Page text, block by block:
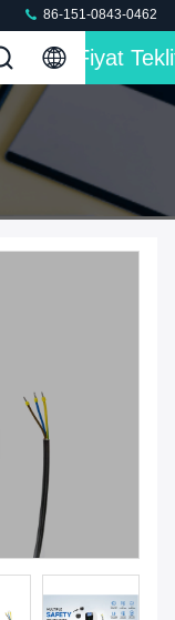
86-151-0843-0462
Fiyat